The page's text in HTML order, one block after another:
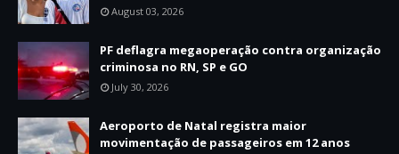
August 03, 2026
PF deflagra megaoperação contra organização
criminosa no RN, SP e GO
July 30, 2026
Aeroporto de Natal registra maior
movimentação de passageiros em 12 anos